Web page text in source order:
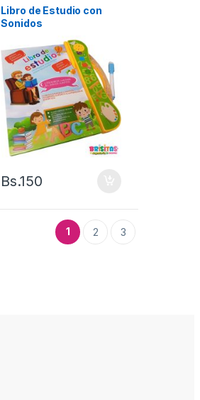
Libro de Estudio con
Sonidos
Bs.150
1 2 3